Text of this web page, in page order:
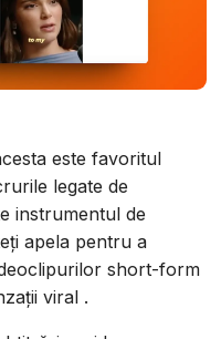
este favoritul
legate de
instrumentul de
apela pentru a
short-form
viral .